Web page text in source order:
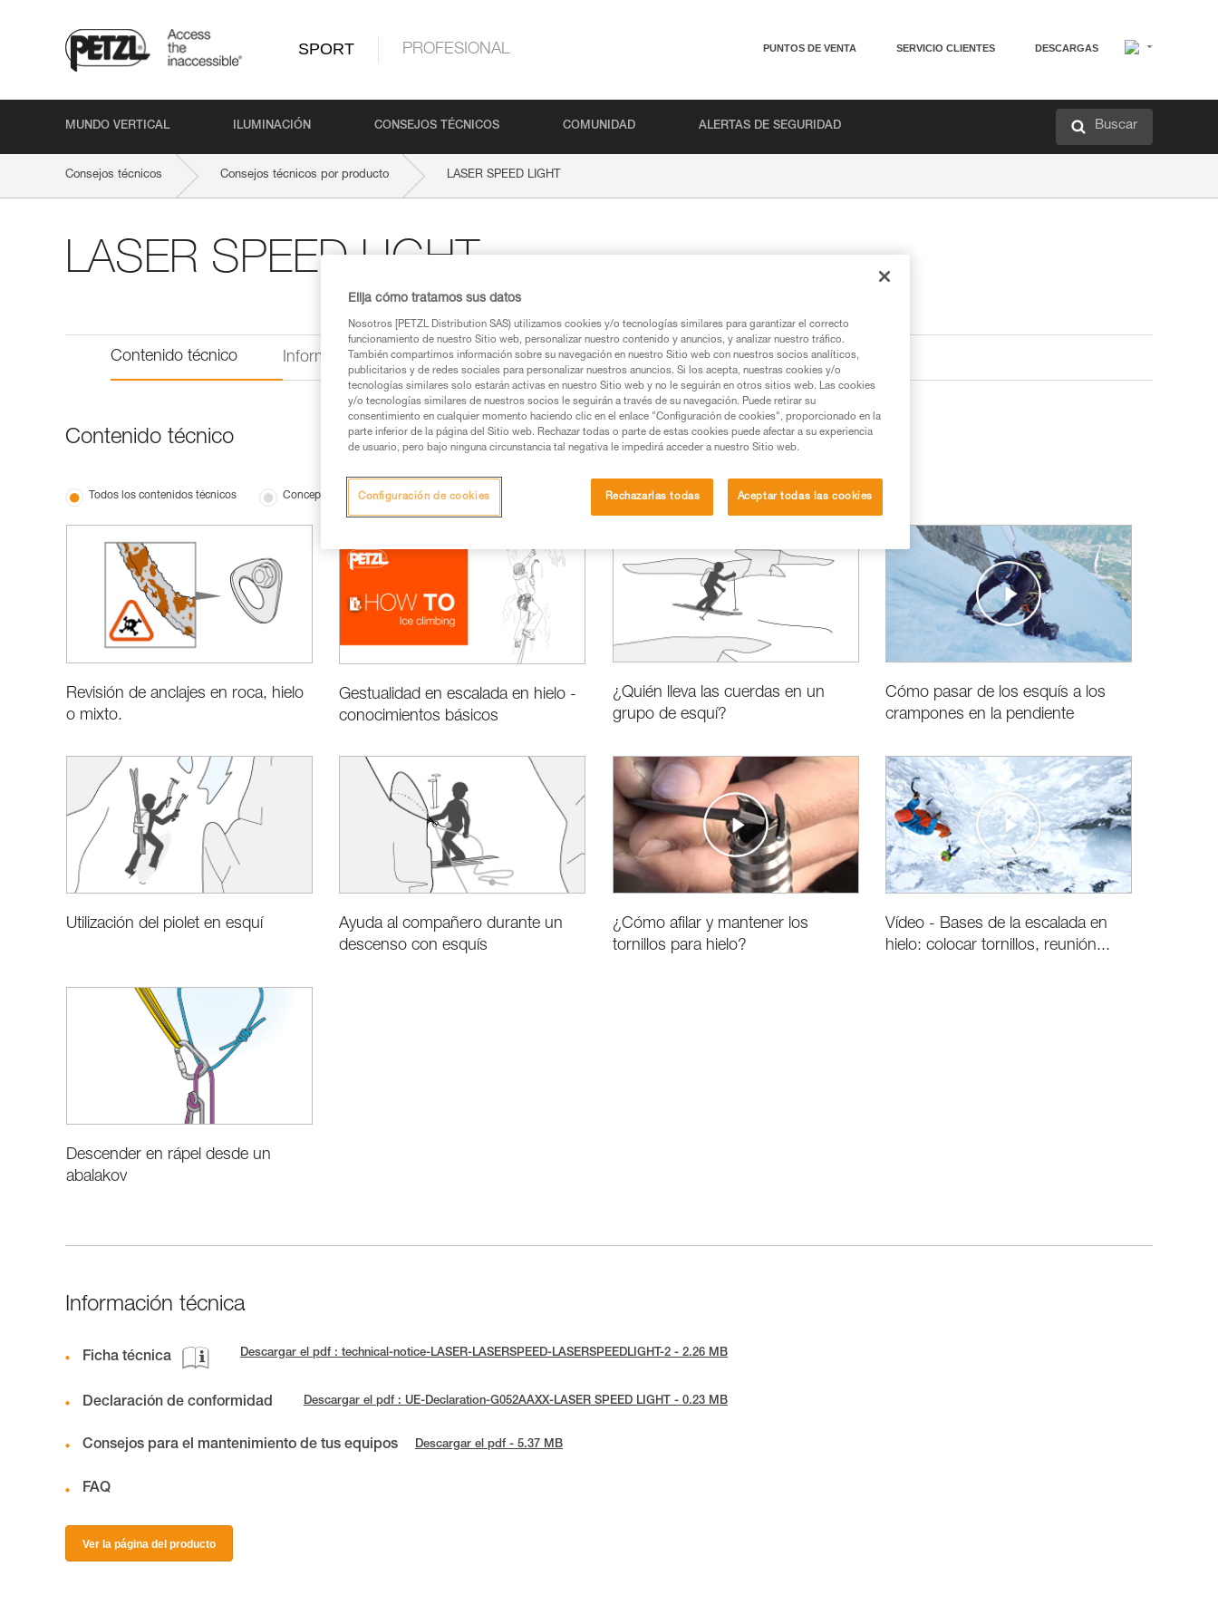
SPORT PROFESIONAL PUNTOS DE VENTA SERVICIO CLIENTES DESCARGAS
MUNDO VERTICAL ILUMINACIÓN CONSEJOS TÉCNICOS COMUNIDAD ALERTAS DE SEGURIDAD Buscar
Consejos técnicos Consejos técnicos por producto LASER SPEED LIGHT
LASER SPEED LIGHT
Contenido técnico Información técnica
Contenido técnico
Todos los contenidos técnicos Conceptos básicos Prestaciones e información de los productos
Revisión de anclajes en roca, hielo
o mixto.
Gestualidad en escalada en hielo -
conocimientos básicos
¿Quién lleva las cuerdas en un
grupo de esquí?
Cómo pasar de los esquís a los
crampones en la pendiente
Utilización del piolet en esquí
Ayuda al compañero durante un
descenso con esquís
¿Cómo afilar y mantener los
tornillos para hielo?
Vídeo - Bases de la escalada en
hielo: colocar tornillos, reunión...
Descender en rápel desde un
abalakov
Información técnica
Ficha técnica Descargar el pdf : technical-notice-LASER-LASERSPEED-LASERSPEEDLIGHT-2 - 2.26 MB
Declaración de conformidad Descargar el pdf : UE-Declaration-G052AAXX-LASER SPEED LIGHT - 0.23 MB
Consejos para el mantenimiento de tus equipos Descargar el pdf - 5.37 MB
FAQ
Ver la página del producto
Elija cómo tratamos sus datos
Nosotros [PETZL Distribution SAS) utilizamos cookies y/o tecnologías similares para garantizar el correcto
funcionamiento de nuestro Sitio web, personalizar nuestro contenido y anuncios, y analizar nuestro tráfico.
También compartimos información sobre su navegación en nuestro Sitio web con nuestros socios analíticos,
publicitarios y de redes sociales para personalizar nuestros anuncios. Si los acepta, nuestras cookies y/o
tecnologías similares solo estarán activas en nuestro Sitio web y no le seguirán en otros sitios web. Las cookies
y/o tecnologías similares de nuestros socios le seguirán a través de su navegación. Puede retirar su
consentimiento en cualquier momento haciendo clic en el enlace "Configuración de cookies", proporcionado en la
parte inferior de la página del Sitio web. Rechazar todas o parte de estas cookies puede afectar a su experiencia
de usuario, pero bajo ninguna circunstancia tal negativa le impedirá acceder a nuestro Sitio web.
Rechazarlas todas Aceptar todas las cookies
Configuración de cookies